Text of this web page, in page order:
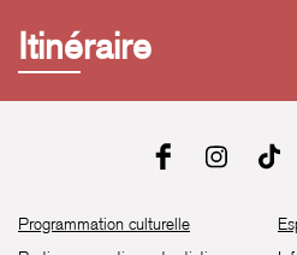
Itinéraire
Programmation culturelle